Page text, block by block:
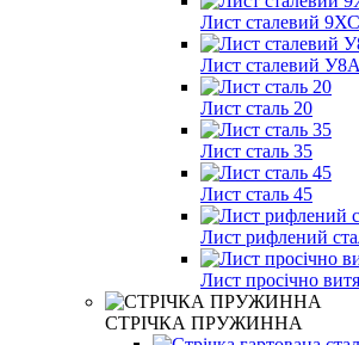
Лист сталевий 9ХС
Лист сталевий У8А
Лист сталь 20
Лист сталь 35
Лист сталь 45
Лист рифлений
Лист просічно
СТРІЧКА ПРУЖИННА